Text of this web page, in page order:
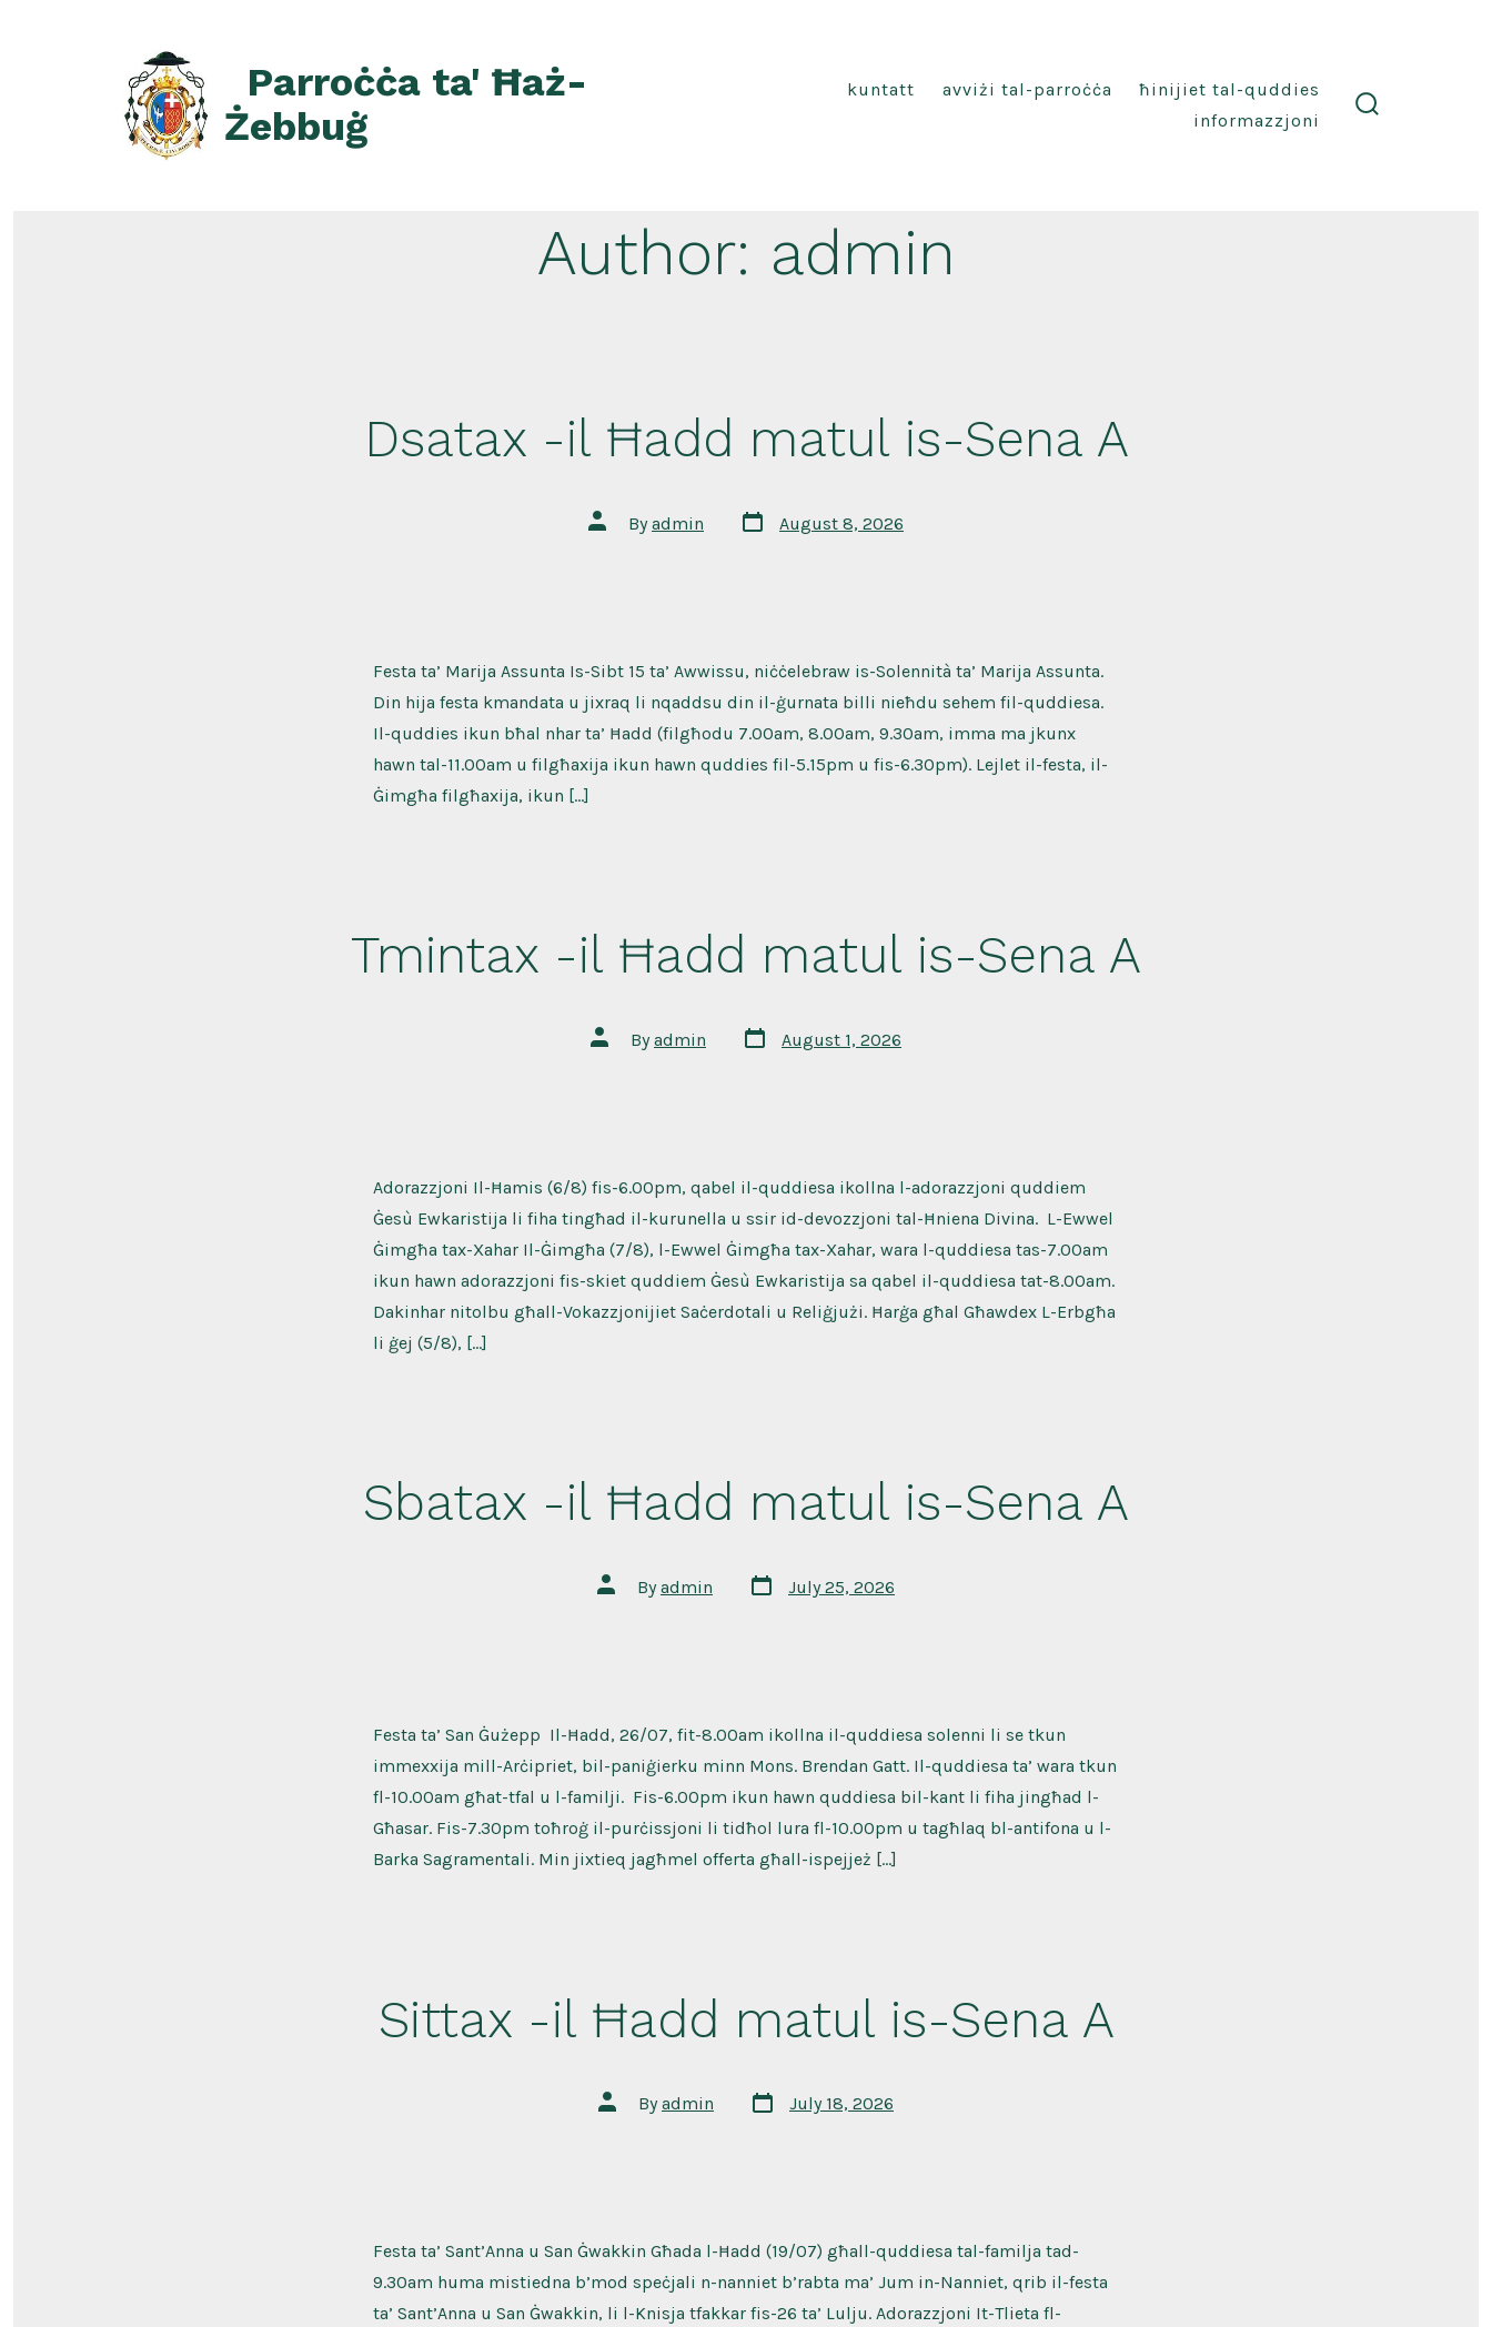
Parroċċa ta' Ħaż-
Żebbuġ
kuntatt avviżi tal-parroċċa
ħinijiet tal-quddies
informazzjoni
Author: admin
Dsatax -il Ħadd matul is-Sena A
Post
author
Byadmin
Post
date
August 8, 2026
Festa ta’ Marija Assunta Is-Sibt 15 ta’ Awwissu, niċċelebraw is-Solennità ta’ Marija Assunta.
Din hija festa kmandata u jixraq li nqaddsu din il-ġurnata billi nieħdu sehem fil-quddiesa.
Il-quddies ikun bħal nhar ta’ Ħadd (filgħodu 7.00am, 8.00am, 9.30am, imma ma jkunx
hawn tal-11.00am u filgħaxija ikun hawn quddies fil-5.15pm u fis-6.30pm). Lejlet il-festa, il-
Ġimgħa filgħaxija, ikun […]
Tmintax -il Ħadd matul is-Sena A
Post
author
Byadmin
Post
date
August 1, 2026
Adorazzjoni Il-Ħamis (6/8) fis-6.00pm, qabel il-quddiesa ikollna l-adorazzjoni quddiem
Ġesù Ewkaristija li fiha tingħad il-kurunella u ssir id-devozzjoni tal-Ħniena Divina. L-Ewwel
Ġimgħa tax-Xahar Il-Ġimgħa (7/8), l-Ewwel Ġimgħa tax-Xahar, wara l-quddiesa tas-7.00am
ikun hawn adorazzjoni fis-skiet quddiem Ġesù Ewkaristija sa qabel il-quddiesa tat-8.00am.
Dakinhar nitolbu għall-Vokazzjonijiet Saċerdotali u Reliġjużi. Ħarġa għal Għawdex L-Erbgħa
li ġej (5/8), […]
Sbatax -il Ħadd matul is-Sena A
Post
author
Byadmin
Post
date
July 25, 2026
Festa ta’ San Ġużepp Il-Ħadd, 26/07, fit-8.00am ikollna il-quddiesa solenni li se tkun
immexxija mill-Arċipriet, bil-paniġierku minn Mons. Brendan Gatt. Il-quddiesa ta’ wara tkun
fl-10.00am għat-tfal u l-familji. Fis-6.00pm ikun hawn quddiesa bil-kant li fiha jingħad l-
Għasar. Fis-7.30pm toħroġ il-purċissjoni li tidħol lura fl-10.00pm u tagħlaq bl-antifona u l-
Barka Sagramentali. Min jixtieq jagħmel offerta għall-ispejjeż […]
Sittax -il Ħadd matul is-Sena A
Post
author
Byadmin
Post
date
July 18, 2026
Festa ta’ Sant’Anna u San Ġwakkin Għada l-Ħadd (19/07) għall-quddiesa tal-familja tad-
9.30am huma mistiedna b’mod speċjali n-nanniet b’rabta ma’ Jum in-Nanniet, qrib il-festa
ta’ Sant’Anna u San Ġwakkin, li l-Knisja tfakkar fis-26 ta’ Lulju. Adorazzjoni It-Tlieta fl-